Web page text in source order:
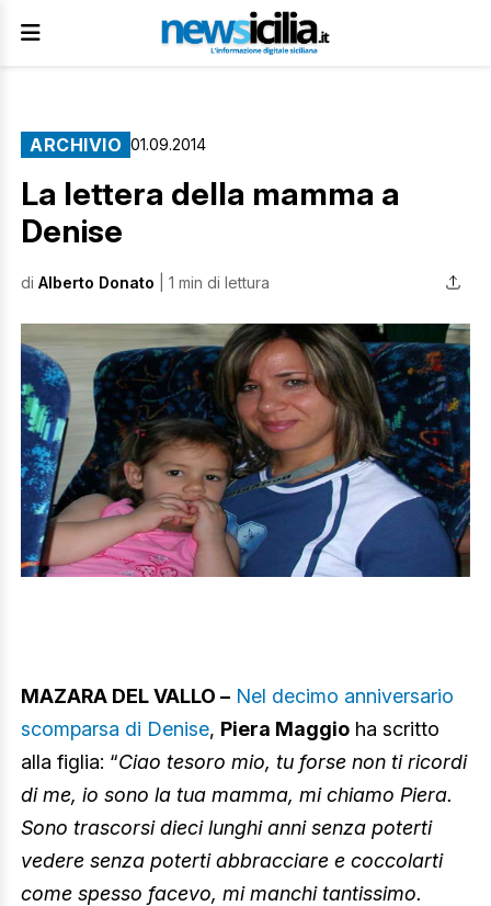
ARCHIVIO 01.09.2014
La lettera della mamma a
Denise
di Alberto Donato | 1 min di lettura
MAZARA DEL VALLO – Nel decimo anniversario
scomparsa di Denise, Piera Maggio ha scritto
alla figlia: “Ciao tesoro mio, tu forse non ti ricordi
di me, io sono la tua mamma, mi chiamo Piera.
Sono trascorsi dieci lunghi anni senza poterti
vedere senza poterti abbracciare e coccolarti
come spesso facevo, mi manchi tantissimo.